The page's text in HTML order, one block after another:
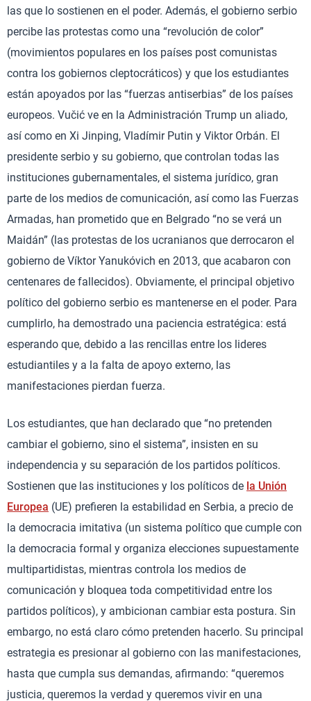
las que lo sostienen en el poder. Además, el gobierno serbio
percibe las protestas como una “revolución de color”
(movimientos populares en los países post comunistas
contra los gobiernos cleptocráticos) y que los estudiantes
están apoyados por las “fuerzas antiserbias” de los países
europeos. Vučić ve en la Administración Trump un aliado,
así como en Xi Jinping, Vladímir Putin y Viktor Orbán. El
presidente serbio y su gobierno, que controlan todas las
instituciones gubernamentales, el sistema jurídico, gran
parte de los medios de comunicación, así como las Fuerzas
Armadas, han prometido que en Belgrado “no se verá un
Maidán” (las protestas de los ucranianos que derrocaron el
gobierno de Víktor Yanukóvich en 2013, que acabaron con
centenares de fallecidos). Obviamente, el principal objetivo
político del gobierno serbio es mantenerse en el poder. Para
cumplirlo, ha demostrado una paciencia estratégica: está
esperando que, debido a las rencillas entre los lideres
estudiantiles y a la falta de apoyo externo, las
manifestaciones pierdan fuerza.
Los estudiantes, que han declarado que “no pretenden
cambiar el gobierno, sino el sistema”, insisten en su
independencia y su separación de los partidos políticos.
Sostienen que las instituciones y los políticos de la Unión
Europea (UE) prefieren la estabilidad en Serbia, a precio de
la democracia imitativa (un sistema político que cumple con
la democracia formal y organiza elecciones supuestamente
multipartidistas, mientras controla los medios de
comunicación y bloquea toda competitividad entre los
partidos políticos), y ambicionan cambiar esta postura. Sin
embargo, no está claro cómo pretenden hacerlo. Su principal
estrategia es presionar al gobierno con las manifestaciones,
hasta que cumpla sus demandas, afirmando: “queremos
justicia, queremos la verdad y queremos vivir en una